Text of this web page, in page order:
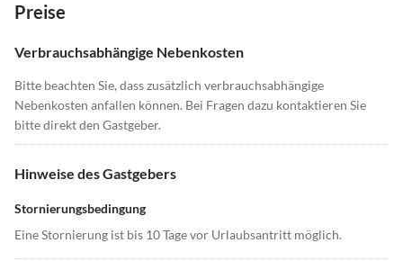
Preise
Verbrauchsabhängige Nebenkosten
Bitte beachten Sie, dass zusätzlich verbrauchsabhängige
Nebenkosten anfallen können. Bei Fragen dazu kontaktieren Sie
bitte direkt den Gastgeber.
Hinweise des Gastgebers
Stornierungsbedingung
Eine Stornierung ist bis 10 Tage vor Urlaubsantritt möglich.